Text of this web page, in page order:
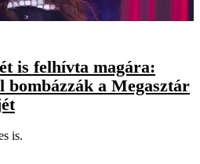
is felhívta magára:
bombázzák a Megasztár
is.